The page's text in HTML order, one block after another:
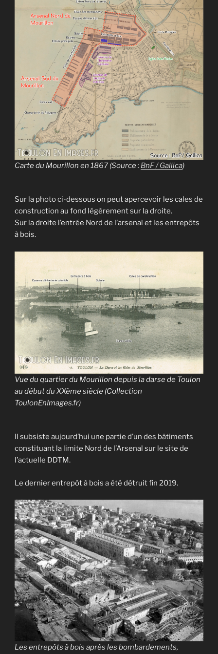
Carte du Mourillon en 1867 (Source : BnF / Gallica)
Sur la photo ci-dessous on peut apercevoir les cales de
construction au fond légèrement sur la droite.
Sur la droite l’entrée Nord de l’arsenal et les entrepôts
à bois.
Vue du quartier du Mourillon depuis la darse de Toulon
au début du XXème siècle (Collection
ToulonEnImages.fr)
Il subsiste aujourd’hui une partie d’un des bâtiments
constituant la limite Nord de l’Arsenal sur le site de
l’actuelle DDTM.
Le dernier entrepôt à bois a été détruit fin 2019.
Les entrepôts à bois après les bombardements,